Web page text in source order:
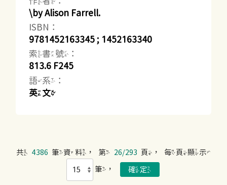
\by Alison Farrell.
ISBN：
9781452163345 ; 1452163340
索書號：
813.6 F245
語系：
英文
共 4386 筆資料，第 26/293 頁，每頁顯示
筆，